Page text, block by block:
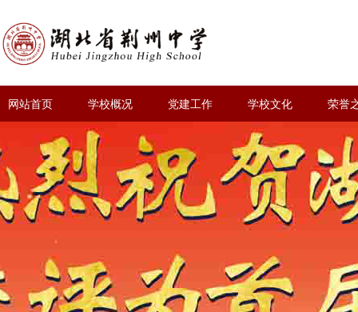
网站首页 学校概况 党建工作 学校文化 荣誉